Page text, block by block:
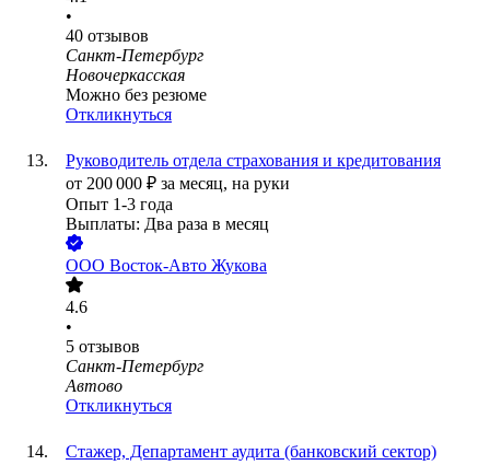
•
40 отзывов
Санкт-Петербург
Новочеркасская
Можно без резюме
Откликнуться
Руководитель отдела страхования и кредитования
от 200 000 ₽ за месяц, на руки
Опыт 1-3 года
Выплаты: Два раза в месяц
ООО Восток-Авто Жукова
4.6
•
5 отзывов
Санкт-Петербург
Автово
Откликнуться
Стажер, Департамент аудита (банковский сектор)